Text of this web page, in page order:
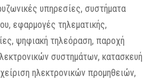
υπηρεσίες, συστήματα
εφαρμογές τηλεματικής,
ψηφιακή τηλεόραση, παροχή
συστημάτων, κατασκευή
ηλεκτρονικών προμηθειών,